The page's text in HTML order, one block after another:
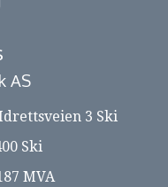
AS
3 Ski
Ski
MVA